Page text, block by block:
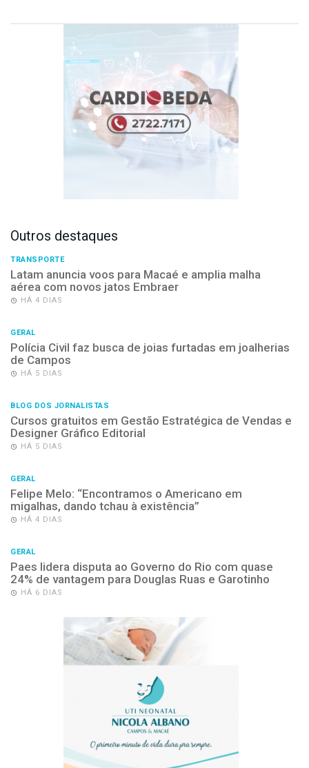
Outros destaques
TRANSPORTE
Latam anuncia voos para Macaé e amplia malha
aérea com novos jatos Embraer
HÁ 4 DIAS
GERAL
Polícia Civil faz busca de joias furtadas em joalherias
de Campos
HÁ 5 DIAS
BLOG DOS JORNALISTAS
Cursos gratuitos em Gestão Estratégica de Vendas e
Designer Gráfico Editorial
HÁ 5 DIAS
GERAL
Felipe Melo: “Encontramos o Americano em
migalhas, dando tchau à existência”
HÁ 4 DIAS
GERAL
Paes lidera disputa ao Governo do Rio com quase
24% de vantagem para Douglas Ruas e Garotinho
HÁ 6 DIAS